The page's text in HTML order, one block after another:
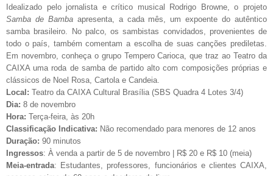
Idealizado pelo jornalista e crítico musical Rodrigo Browne, o projeto
Samba de Bambaapresenta, a cada mês, um expoente do autêntico
samba brasileiro. No palco, os sambistas convidados, provenientes de
todo o país, também comentam a escolha de suas canções prediletas.
Em novembro, conheça o grupo Tempero Carioca, que traz ao Teatro da
CAIXA uma roda de samba de partido alto com composições próprias e
clássicos de Noel Rosa, Cartola e Candeia.
Local: Teatro da CAIXA Cultural Brasília (SBS Quadra 4 Lotes 3/4)
Dia: 8 de novembro
Hora: Terça-feira, às 20h
Classificação Indicativa: Não recomendado para menores de 12 anos
Duração: 90 minutos
Ingressos: À venda a partir de 5 de novembro | R$ 20 e R$ 10 (meia)
Meia-entrada: Estudantes, professores, funcionários e clientes CAIXA,